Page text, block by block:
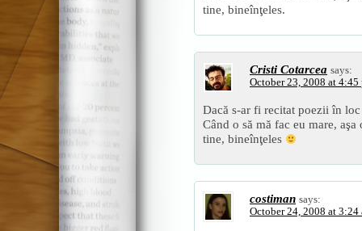
tine, bineînţeles.
Cristi Cotarcea says:
October 23, 2008 at 4:45
Dacă s-ar fi recitat poezii în
Când o să mă fac eu mare,
tine, bineînţeles
costiman says:
October 24, 2008 at 3:24